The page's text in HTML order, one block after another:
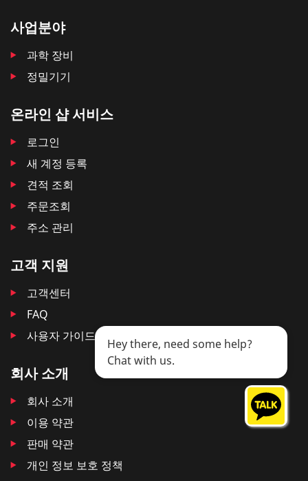
사업분야
과학 장비
정밀기기
온라인 샵 서비스
로그인
새 계정 등록
견적 조회
주문조회
주소 관리
고객 지원
고객센터
FAQ
사용자 가이드
회사 소개
회사 소개
이용 약관
판매 약관
개인 정보 보호 정책
Hey there, need some help?
Chat with us.